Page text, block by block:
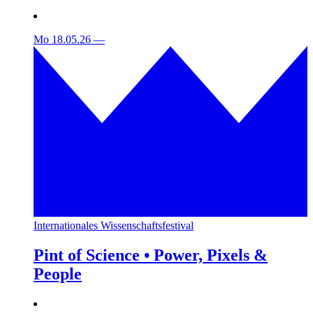
Mo 18.05.26 —
Internationales Wissenschaftsfestival
Pint of Science • Power, Pixels &
People